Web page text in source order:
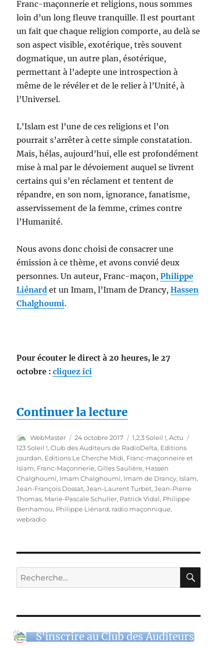
Franc-maçonnerie et religions, nous sommes
loin d’un long fleuve tranquille. Il est pourtant
un fait que chaque religion comporte, au delà se
son aspect visible, exotérique, très souvent
dogmatique, un autre plan, ésotérique,
permettant à l’adepte une introspection à
même de le révéler et de le relier à l’Unité, à
l’Universel.
L’Islam est l’une de ces religions et l’on
pourrait s’arrêter à cette simple constatation.
Mais, hélas, aujourd’hui, elle est profondément
mise à mal par le dévoiement auquel se livrent
certains qui s’en réclament et tentent de
répandre, en son nom, ignorance, fanatisme,
asservissement de la femme, crimes contre
l’Humanité.
Nous avons donc choisi de consacrer une
émission à ce thème, et avons convié deux
personnes. Un auteur, Franc-maçon,Philippe
Liénard et un Imam, l’Imam de Drancy,Hassen
Chalghoumi.
Pour écouter le direct à 20 heures, le 27
octobre :cliquez ici
Continuer la lecture
Auteur
WebMaster
Publié
le
24 octobre 2017 Catégories
1,2,3 Soleil !,Actu
123 Soleil !,Club des Auditeurs de RadioDelta, Editions
jourdan, Editions Le Cherche Midi, Franc-maçonneire et
Islam, Franc-Maçonnerie,Gilles Saulière, Hassen
Chalghoumi, Imam Chalghoumi, Imam de Drancy, Islam,
Jean-François Dossat,Jean-Laurent Turbet,Jean-Pierre
Thomas, Marie-Pascale Schuller, Patrick Vidal, Philippe
Benhamou, Philippe Liénard, radio maçonnique,
webradio
Recherche
pour :
S'inscrire au Club des Auditeurs